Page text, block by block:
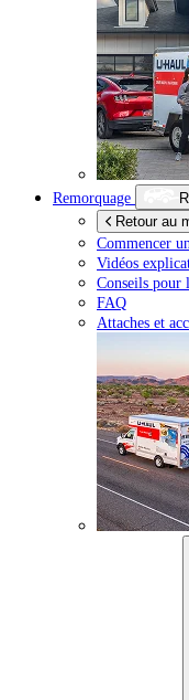
Remorquage
Retour au
Commencer
Vidéos
Conseils pour
FAQ
Attaches et